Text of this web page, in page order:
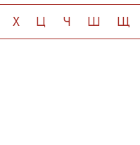
Х Ц Ч Ш Щ